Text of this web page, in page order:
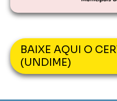
BAIXE AQUI O
(UNDIME)